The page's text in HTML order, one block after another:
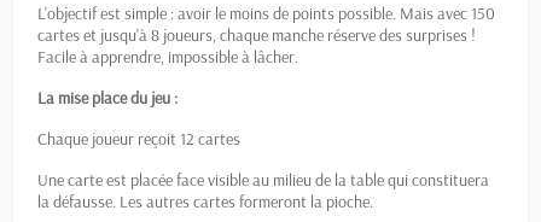
L'objectif est simple : avoir le moins de points possible. Mais avec 150
cartes et jusqu'à 8 joueurs, chaque manche réserve des surprises !
Facile à apprendre, impossible à lâcher.
La mise place du jeu :
Chaque joueur reçoit 12 cartes
Une carte est placée face visible au milieu de la table qui constituera
la défausse. Les autres cartes formeront la pioche.